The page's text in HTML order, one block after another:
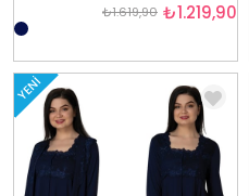
₺1.219,90
₺1.619,90
YENI